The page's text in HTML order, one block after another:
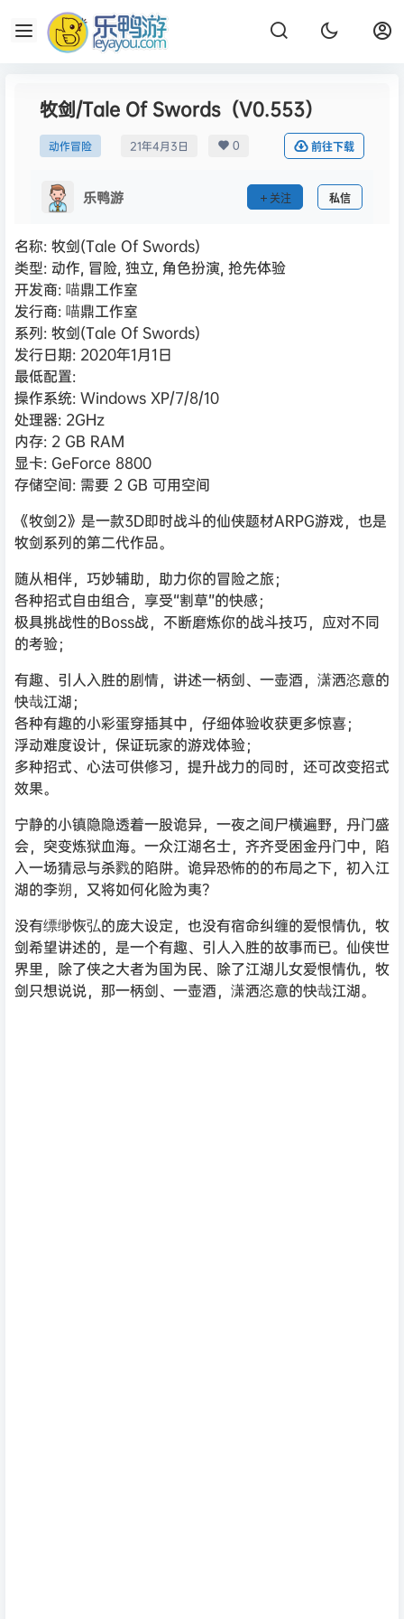
牧剑/Tale Of Swords（V0.553）
动作冒险 21年4月3日 0 前往下载
乐鸭游 关注 私信
名称: 牧剑(Tale Of Swords)
类型: 动作, 冒险, 独立, 角色扮演, 抢先体验
开发商: 喵鼎工作室
发行商: 喵鼎工作室
系列: 牧剑(Tale Of Swords)
发行日期: 2020年1月1日
最低配置:
操作系统: Windows XP/7/8/10
处理器: 2GHz
内存: 2 GB RAM
显卡: GeForce 8800
存储空间: 需要 2 GB 可用空间
《牧剑2》是一款3D即时战斗的仙侠题材ARPG游戏，也是
牧剑系列的第二代作品。
随从相伴，巧妙辅助，助力你的冒险之旅；
各种招式自由组合，享受“割草”的快感；
极具挑战性的Boss战，不断磨炼你的战斗技巧，应对不同
的考验；
有趣、引人入胜的剧情，讲述一柄剑、一壶酒，潇洒恣意的
快哉江湖；
各种有趣的小彩蛋穿插其中，仔细体验收获更多惊喜；
浮动难度设计，保证玩家的游戏体验；
多种招式、心法可供修习，提升战力的同时，还可改变招式
效果。
宁静的小镇隐隐透着一股诡异，一夜之间尸横遍野，丹门盛
会，突变炼狱血海。一众江湖名士，齐齐受困金丹门中，陷
入一场猜忌与杀戮的陷阱。诡异恐怖的的布局之下，初入江
湖的李朔，又将如何化险为夷？
没有缥缈恢弘的庞大设定，也没有宿命纠缠的爱恨情仇，牧
剑希望讲述的，是一个有趣、引人入胜的故事而已。仙侠世
界里，除了侠之大者为国为民、除了江湖儿女爱恨情仇，牧
剑只想说说，那一柄剑、一壶酒，潇洒恣意的快哉江湖。